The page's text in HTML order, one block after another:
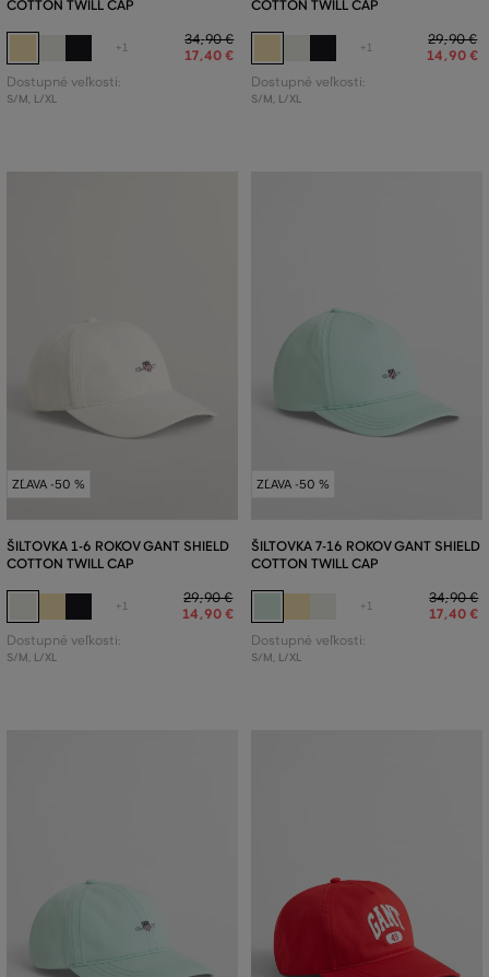
COTTON TWILL CAP
+1
34,90 €
17,40 €
Dostupné veľkosti:
S/M L/XL
COTTON TWILL CAP
+1
29,90 €
14,90 €
Dostupné veľkosti:
S/M L/XL
ZĽAVA -50 %
ŠILTOVKA 1-6 ROKOV GANT SHIELD
COTTON TWILL CAP
+1
29,90 €
14,90 €
Dostupné veľkosti:
S/M, L/XL
ZĽAVA -50 %
ŠILTOVKA 7-16 ROKOV GANT SHIELD
COTTON TWILL CAP
+1
34,90 €
17,40 €
Dostupné veľkosti:
S/M, L/XL